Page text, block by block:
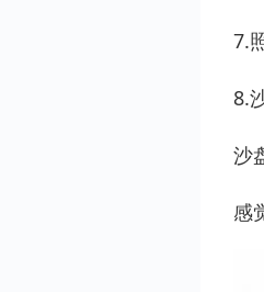
7.
8.
沙
感